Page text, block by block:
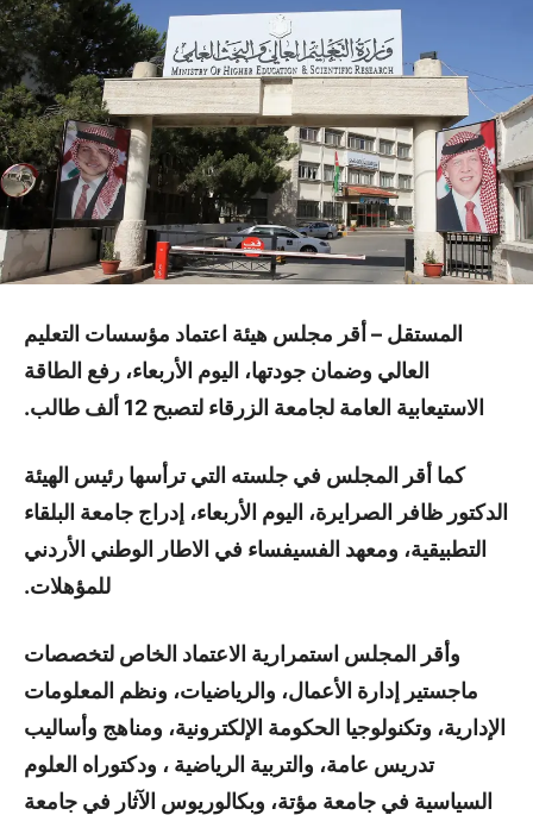
المستقل – أقر مجلس هيئة اعتماد مؤسسات التعليم
العالي وضمان جودتها، اليوم الأربعاء، رفع الطاقة
الاستيعابية العامة لجامعة الزرقاء لتصبح 12 ألف طالب.
كما أقر المجلس في جلسته التي ترأسها رئيس الهيئة
الدكتور ظافر الصرايرة، اليوم الأربعاء، إدراج جامعة البلقاء
التطبيقية، ومعهد الفسيفساء في الاطار الوطني الأردني
للمؤهلات.
وأقر المجلس استمرارية الاعتماد الخاص لتخصصات
ماجستير إدارة الأعمال، والرياضيات، ونظم المعلومات
الإدارية، وتكنولوجيا الحكومة الإلكترونية، ومناهج وأساليب
تدريس عامة، والتربية الرياضية ، ودكتوراه العلوم
السياسية في جامعة مؤتة، وبكالوريوس الآثار في جامعة